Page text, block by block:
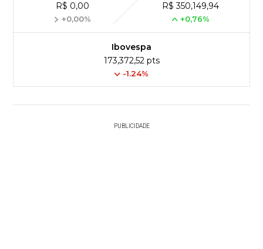
R$ 0,00
+0,00%
R$ 350,149,94
+0,76%
Ibovespa
173,372,52 pts
-1.24%
PUBLICIDADE